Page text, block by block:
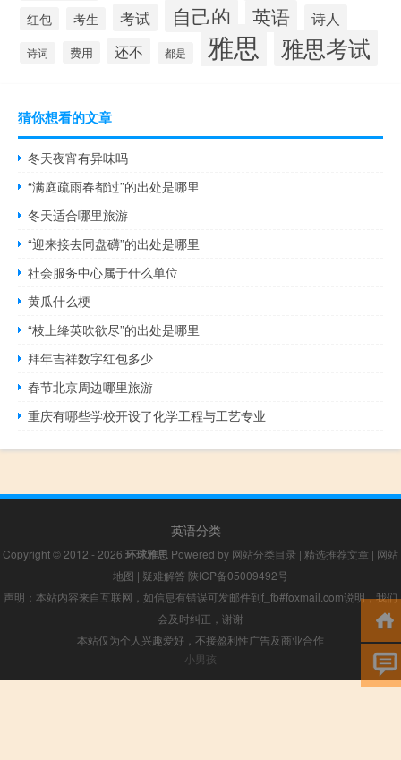
红包 考生 考试 自己的 英语 诗人
诗词 费用 还不 都是 雅思 雅思考试
猜你想看的文章
冬天夜宵有异味吗
“满庭疏雨春都过”的出处是哪里
冬天适合哪里旅游
“迎来接去同盘礴”的出处是哪里
社会服务中心属于什么单位
黄瓜什么梗
“枝上绛英吹欲尽”的出处是哪里
拜年吉祥数字红包多少
春节北京周边哪里旅游
重庆有哪些学校开设了化学工程与工艺专业
英语分类
Copyright © 2012 - 2026 环球雅思 Powered by 网站分类目录 | 精选推荐文章 | 网站
地图 | 疑难解答 陕ICP备05009492号
声明：本站内容来自互联网，如信息有错误可发邮件到f_fb#foxmail.com说明，我们
会及时纠正，谢谢
本站仅为个人兴趣爱好，不接盈利性广告及商业合作
小男孩